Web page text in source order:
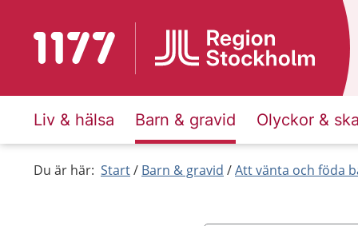
Till startsidan för 1177
Liv & hälsa Barn & gravid Olyckor &
Du är här: Start Barn & gravid Att vänta och föda